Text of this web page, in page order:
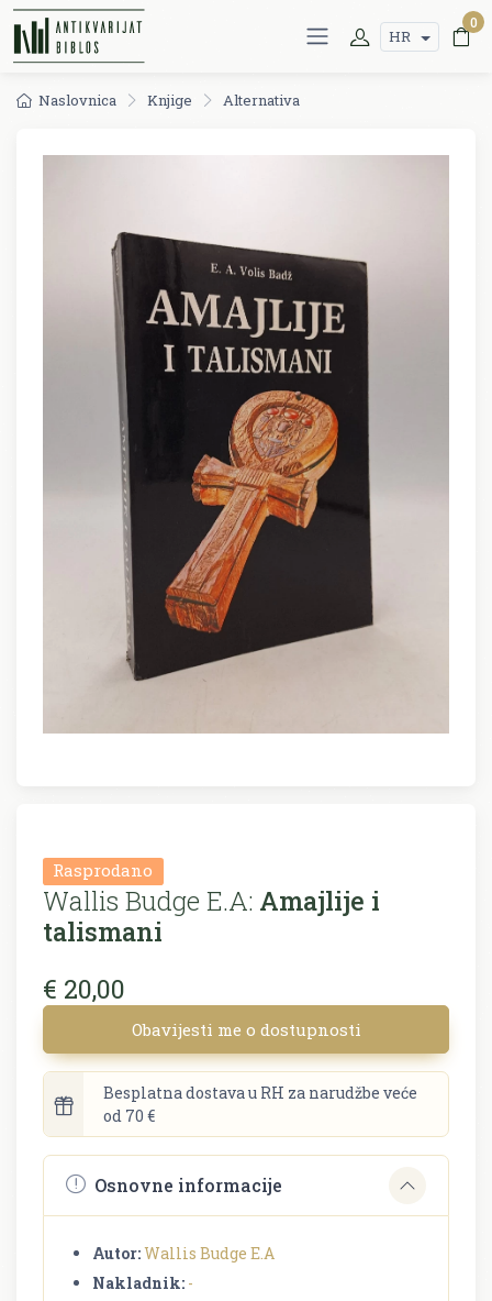
HR
0
Naslovnica Knjige Alternativa
Rasprodano
Wallis Budge E.A: Amajlije i
talismani
€ 20,00
Obavijesti me o dostupnosti
Besplatna dostava u RH za narudžbe veće
od 70 €
Osnovne informacije
Autor:Wallis Budge E.A
Nakladnik: -